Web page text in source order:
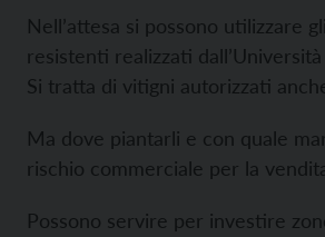
Nell’attesa si possono utilizzare
resistenti realizzati
Si tratta di vitigni autorizzati
Ma dove piantarli e con quale
rischio commerciale per la
Possono servire per investire